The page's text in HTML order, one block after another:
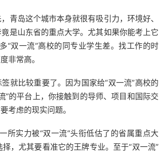
青岛这个城市本身就很有吸引力，环境好、
是山东省的重点大学。尤其如果你能考上它
“双一流”高校的同专业学生差。找工作的时
非常高。
就比较重要了。因为国家给“双一流”高校的
的平台上，你接触到的导师、项目和国际交
考虑的现实问题。
所实力被“双一流”头衔低估了的省属重点大
，尤其要看准它的王牌专业。至于“双一流”